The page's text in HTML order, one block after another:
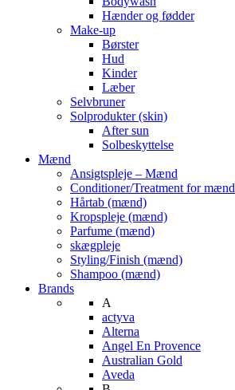
Hænder og fødder
Make-up
Børster
Hud
Kinder
Læber
Selvbruner
Solprodukter (skin)
After sun
Solbeskyttelse
Mænd
Ansigtspleje – Mænd
Conditioner/Treatment for mænd
Hårtab (mænd)
Kropspleje (mænd)
Parfume (mænd)
skægpleje
Styling/Finish (mænd)
Shampoo (mænd)
Brands
A
actyva
Alterna
Angel En Provence
Australian Gold
Aveda